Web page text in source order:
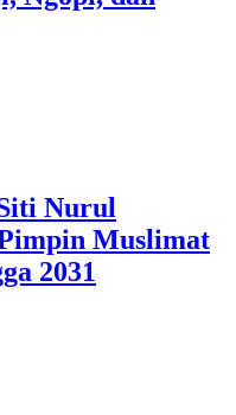
Nurul
Muslimat
2031